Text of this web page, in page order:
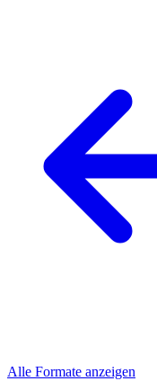
Alle Formate anzeigen